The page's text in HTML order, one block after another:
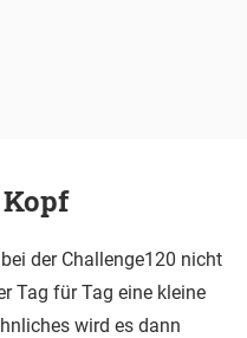
der Challenge120 nicht
Tag für Tag eine kleine
wird es dann